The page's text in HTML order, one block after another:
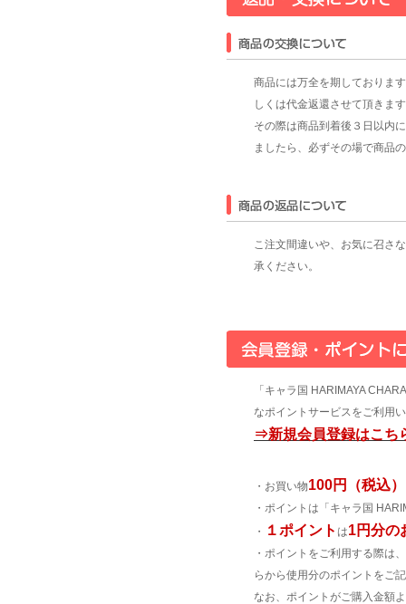
商品には万全を期しておりま
しくは代金返還させて頂きま
その際は商品到着後３日以内
ましたら、必ずその場で商品
こ注文間違いや、お気に召さ
承ください。
「キャラ国 HARIMAYA
なポイントサービスをご利用
⇒新規会員登録はこち
・お買い物100円（税込）
・ポイントは「キャラ国
・
１ポイント は1円分の
・ポイントをご利用する際は
らから使用分のポイントをご
なお、ポイントがご購入金額